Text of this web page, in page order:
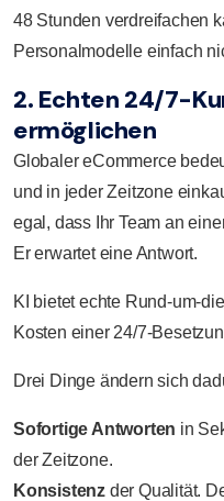
48 Stunden verdreifachen
Personalmodelle einfach
2. Echten 24/7-
ermöglichen
Globaler eCommerce
und in jeder Zeitzone
egal, dass Ihr Team an
Er erwartet eine Antwort.
KI bietet echte Rund-um-
Kosten einer 24/7-
Drei Dinge ändern sich
Sofortige Antworten in
der Zeitzone.
Konsistenz der Qualität.